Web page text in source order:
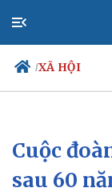
/XÃ HỘI
Chính trị
Tổ chức nhân sự
Cuộc
sau 60